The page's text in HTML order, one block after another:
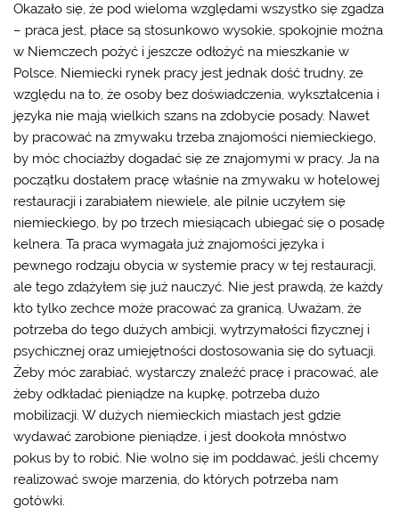
Okazało się, że pod wieloma względami wszystko się zgadza
– praca jest, płace są stosunkowo wysokie, spokojnie można
w Niemczech pożyć i jeszcze odłożyć na mieszkanie w
Polsce. Niemiecki rynek pracy jest jednak dość trudny, ze
względu na to, że osoby bez doświadczenia, wykształcenia i
języka nie mają wielkich szans na zdobycie posady. Nawet
by pracować na zmywaku trzeba znajomości niemieckiego,
by móc chociażby dogadać się ze znajomymi w pracy. Ja na
początku dostałem pracę właśnie na zmywaku w hotelowej
restauracji i zarabiałem niewiele, ale pilnie uczyłem się
niemieckiego, by po trzech miesiącach ubiegać się o posadę
kelnera. Ta praca wymagała już znajomości języka i
pewnego rodzaju obycia w systemie pracy w tej restauracji,
ale tego zdążyłem się już nauczyć. Nie jest prawdą, że każdy
kto tylko zechce może pracować za granicą. Uważam, że
potrzeba do tego dużych ambicji, wytrzymałości fizycznej i
psychicznej oraz umiejętności dostosowania się do sytuacji.
Żeby móc zarabiać, wystarczy znaleźć pracę i pracować, ale
żeby odkładać pieniądze na kupkę, potrzeba dużo
mobilizacji. W dużych niemieckich miastach jest gdzie
wydawać zarobione pieniądze, i jest dookoła mnóstwo
pokus by to robić. Nie wolno się im poddawać, jeśli chcemy
realizować swoje marzenia, do których potrzeba nam
gotówki.